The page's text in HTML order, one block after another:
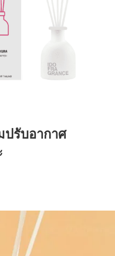
รับอากาศ